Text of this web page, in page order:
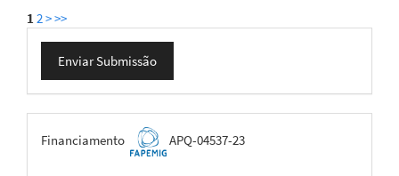
1 2>>>
Enviar
Submissão
Enviar Submissão
FAPEMIG
Financiamento APQ-04537-23